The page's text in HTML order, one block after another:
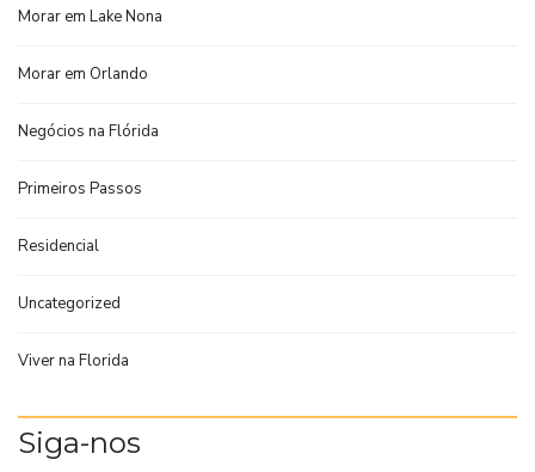
Morar em Lake Nona
Morar em Orlando
Negócios na Flórida
Primeiros Passos
Residencial
Uncategorized
Viver na Florida
Siga-nos